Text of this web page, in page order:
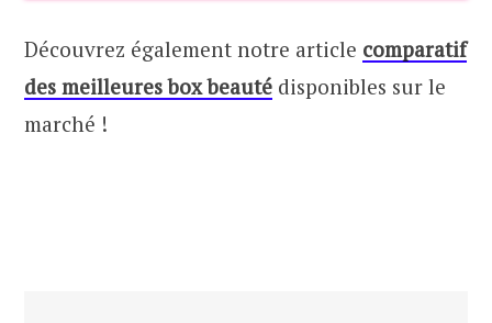
Découvrez également notre article comparatif
des meilleures box beauté disponibles sur le
marché !